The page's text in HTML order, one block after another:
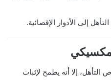
إلى الأدوار الإقصائية.
إلا أنه يطمح لإثبات